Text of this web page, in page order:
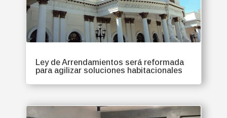
Ley de Arrendamientos será reformada
para agilizar soluciones habitacionales